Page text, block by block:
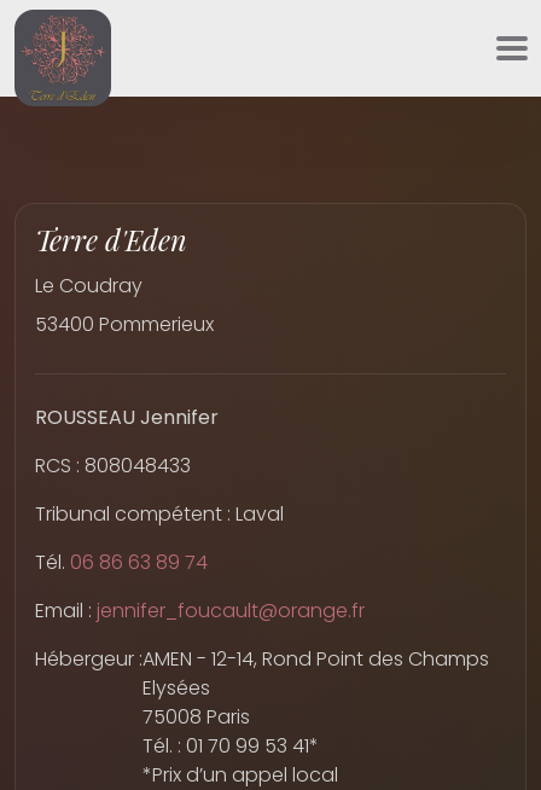
Terre d'Eden
Le Coudray
53400 Pommerieux
ROUSSEAU Jennifer
RCS : 808048433
Tribunal compétent : Laval
Tél. 06 86 63 89 74
Email : jennifer_foucault@orange.fr
Hébergeur :AMEN - 12-14, Rond Point des Champs
Elysées
75008 Paris
Tél. : 01 70 99 53 41*
*Prix d’un appel local
Panneau de gestion des cookies